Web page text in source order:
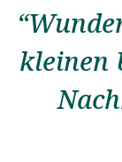
kleinen